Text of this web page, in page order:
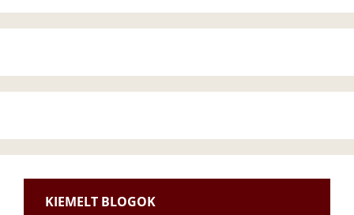
KIEMELT BLOGOK